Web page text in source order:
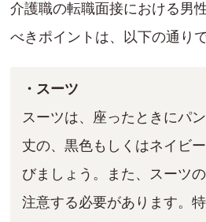
介護職の転職面接における男
べきポイントは、以下の通りで
・スーツ
スーツは、座ったときにパ
丈の、黒色もしくはネイビ
びましょう。また、スーツ
注意する必要があります。